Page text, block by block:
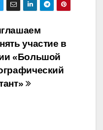
участие в
«Большой